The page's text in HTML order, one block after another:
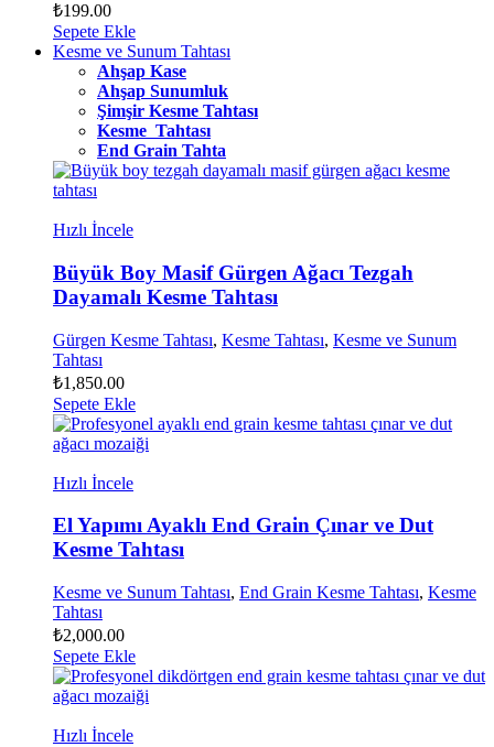
₺199.00
Sepete Ekle
Kesme ve Sunum Tahtası
Ahşap Kase
Ahşap Sunumluk
Şimşir Kesme Tahtası
Kesme Tahtası
End Grain Tahta
Hızlı İncele
Büyük Boy Masif Gürgen Ağacı Tezgah
Dayamalı Kesme Tahtası
Gürgen Kesme Tahtası, Kesme Tahtası, Kesme ve Sunum
Tahtası
₺1,850.00
Sepete Ekle
Hızlı İncele
El Yapımı Ayaklı End Grain Çınar ve Dut
Kesme Tahtası
Kesme ve Sunum Tahtası, End Grain Kesme Tahtası, Kesme
Tahtası
₺2,000.00
Sepete Ekle
Hızlı İncele